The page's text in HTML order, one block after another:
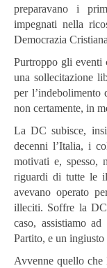
preparavano i
impegnati nella
Democrazia
Purtroppo gli eventi
una sollecitazione
per l’indebolimento
non certamente, in
La DC subisce,
decenni l’Italia, i
motivati e, spesso,
riguardi di tutte le
avevano operato
illeciti. Soffre la
caso, assistiamo
Partito, e un
Avvenne quello